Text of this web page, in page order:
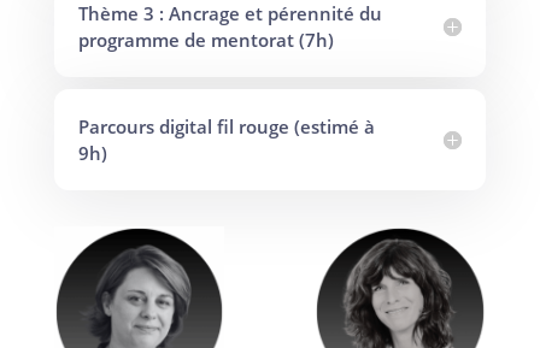
Thème 3 : Ancrage et pérennité du
programme de mentorat (7h)
Parcours digital fil rouge (estimé à
9h)